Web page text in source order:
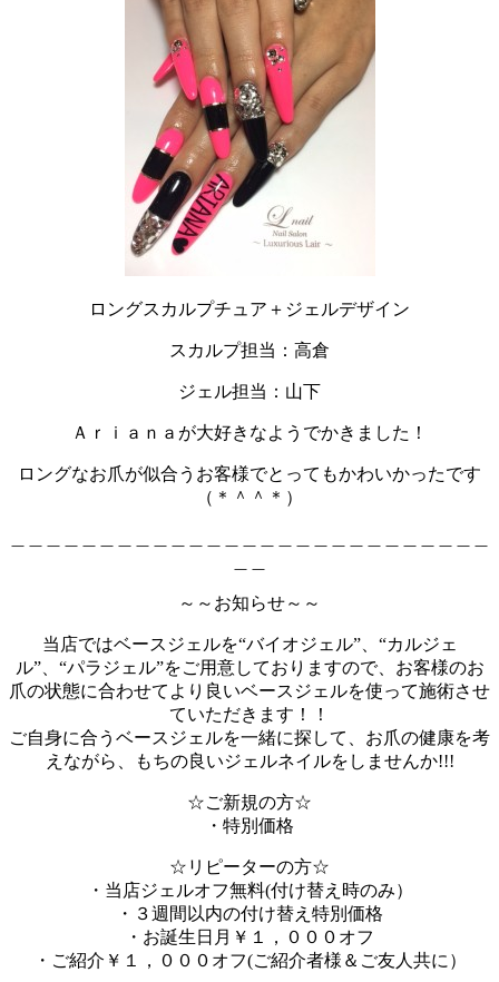
ロングスカルプチュア＋ジェルデザイン
スカルプ担当：高倉
ジェル担当：山下
Ａｒｉａｎａが大好きなようでかきました！
ロングなお爪が似合うお客様でとってもかわいかったです
（＊＾＾＊）
～～お知らせ～～
当店ではベースジェルを“バイオジェル”、“カルジェ
ル”、“パラジェル”をご用意しておりますので、お客様のお
爪の状態に合わせてより良いベースジェルを使って施術させ
ていただきます！！
ご自身に合うベースジェルを一緒に探して、お爪の健康を考
えながら、もちの良いジェルネイルをしませんか!!!
☆ご新規の方☆
・特別価格
☆リピーターの方☆
・当店ジェルオフ無料(付け替え時のみ）
・３週間以内の付け替え特別価格
・お誕生日月￥１，０００オフ
・ご紹介￥１，０００オフ(ご紹介者様＆ご友人共に）